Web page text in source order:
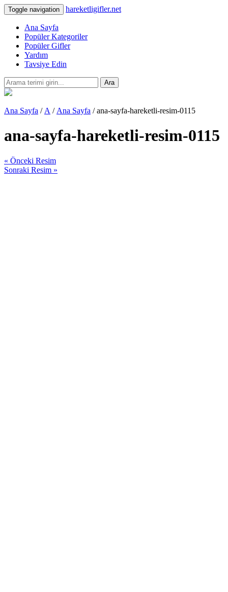
Toggle navigation hareketligifler.net
Ana Sayfa
Popüler Kategoriler
Popüler Gifler
Yardım
Tavsiye Edin
Ara
Ana Sayfa / A / Ana Sayfa / ana-sayfa-hareketli-resim-0115
ana-sayfa-hareketli-resim-0115
« Önceki Resim
Sonraki Resim »